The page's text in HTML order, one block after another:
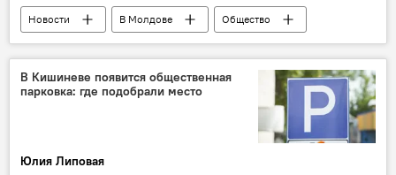
Новости В Молдове
Общество
Приднестровье
сотрудничество
В Кишиневе появится общественная
парковка: где подобрали место
Юлия Липовая